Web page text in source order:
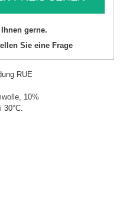
gerne.
Sie eine Frage
RUE
10%
30°C.